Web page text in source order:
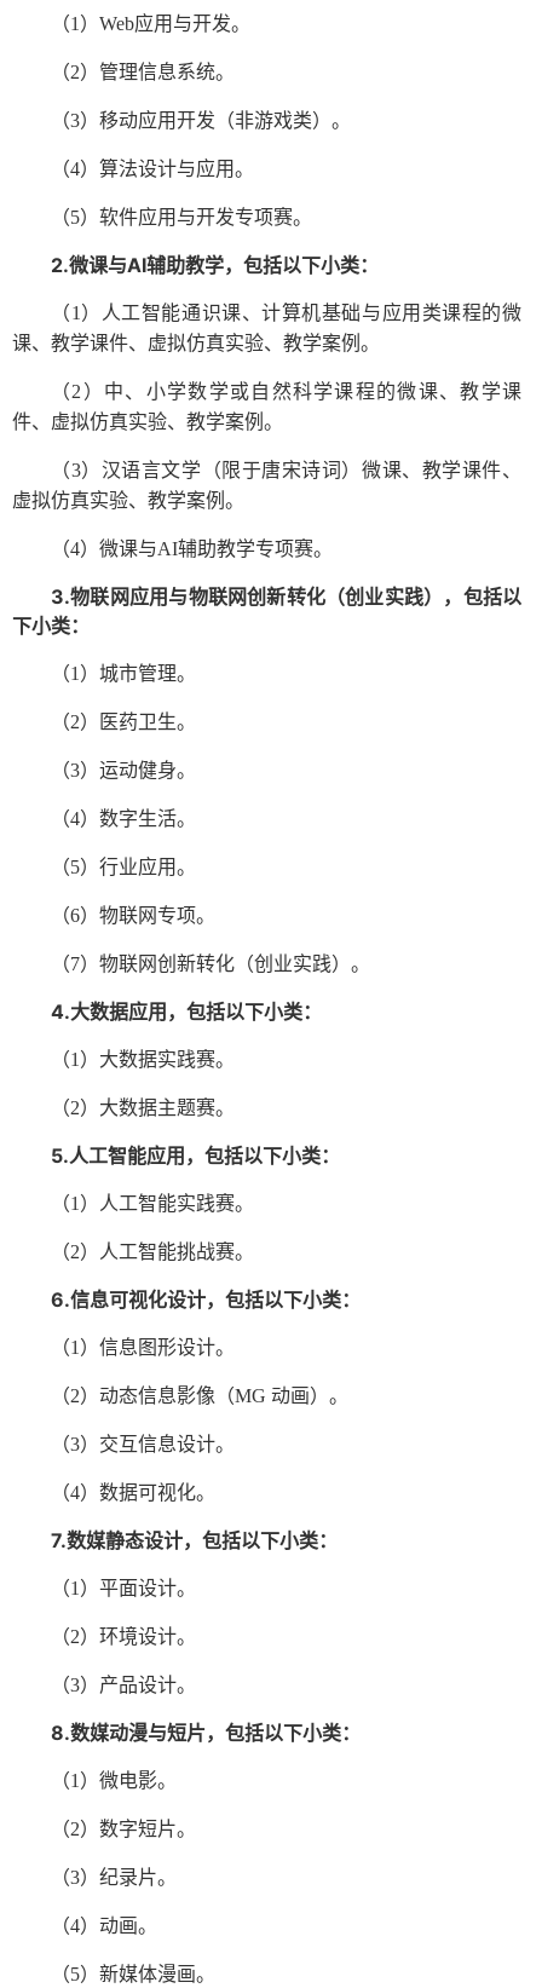
（1）Web应用与开发。
（2）管理信息系统。
（3）移动应用开发（非游戏类）。
（4）算法设计与应用。
（5）软件应用与开发专项赛。
2.微课与AI辅助教学，包括以下小类：
（1）人工智能通识课、计算机基础与应用类课程的微
课、教学课件、虚拟仿真实验、教学案例。
（2）中、小学数学或自然科学课程的微课、教学课
件、虚拟仿真实验、教学案例。
（3）汉语言文学（限于唐宋诗词）微课、教学课件、
虚拟仿真实验、教学案例。
（4）微课与AI辅助教学专项赛。
3.物联网应用与物联网创新转化（创业实践），包括以
下小类：
（1）城市管理。
（2）医药卫生。
（3）运动健身。
（4）数字生活。
（5）行业应用。
（6）物联网专项。
（7）物联网创新转化（创业实践）。
4.大数据应用，包括以下小类：
（1）大数据实践赛。
（2）大数据主题赛。
5.人工智能应用，包括以下小类：
（1）人工智能实践赛。
（2）人工智能挑战赛。
6.信息可视化设计，包括以下小类：
（1）信息图形设计。
（2）动态信息影像（MG 动画）。
（3）交互信息设计。
（4）数据可视化。
7.数媒静态设计，包括以下小类：
（1）平面设计。
（2）环境设计。
（3）产品设计。
8.数媒动漫与短片，包括以下小类：
（1）微电影。
（2）数字短片。
（3）纪录片。
（4）动画。
（5）新媒体漫画。